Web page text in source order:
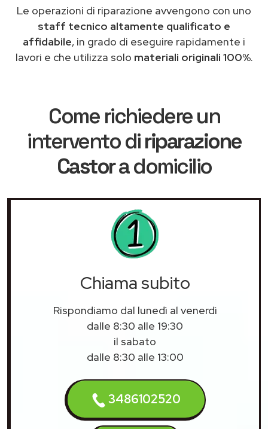
Le operazioni di riparazione avvengono con uno
staff tecnico altamente qualificato e
affidabile, in grado di eseguire rapidamente i
lavori e che utilizza solo materiali originali 100%.
Come richiedere un
intervento diriparazione
Castora domicilio
Chiama subito
Rispondiamo dal lunedì al venerdì
dalle 8:30 alle 19:30
il sabato
dalle 8:30 alle 13:00
3486102520